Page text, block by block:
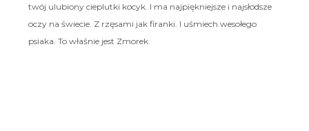
twój ulubiony cieplutki kocyk. I ma najpiękniejsze i najsłodsze
oczy na świecie. Z rzęsami jak firanki. I uśmiech wesołego
psiaka. To właśnie jest Zmorek.